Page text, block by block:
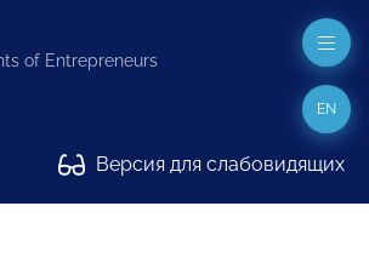
of Entrepreneurs
Версия для слабовидящих
EN